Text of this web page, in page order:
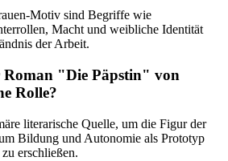
Motiv sind Begriffe wie
Macht und weibliche Identität
der Arbeit.
Roman "Die Päpstin" von
Rolle?
literarische Quelle, um die Figur der
Bildung und Autonomie als Prototyp
erschließen.